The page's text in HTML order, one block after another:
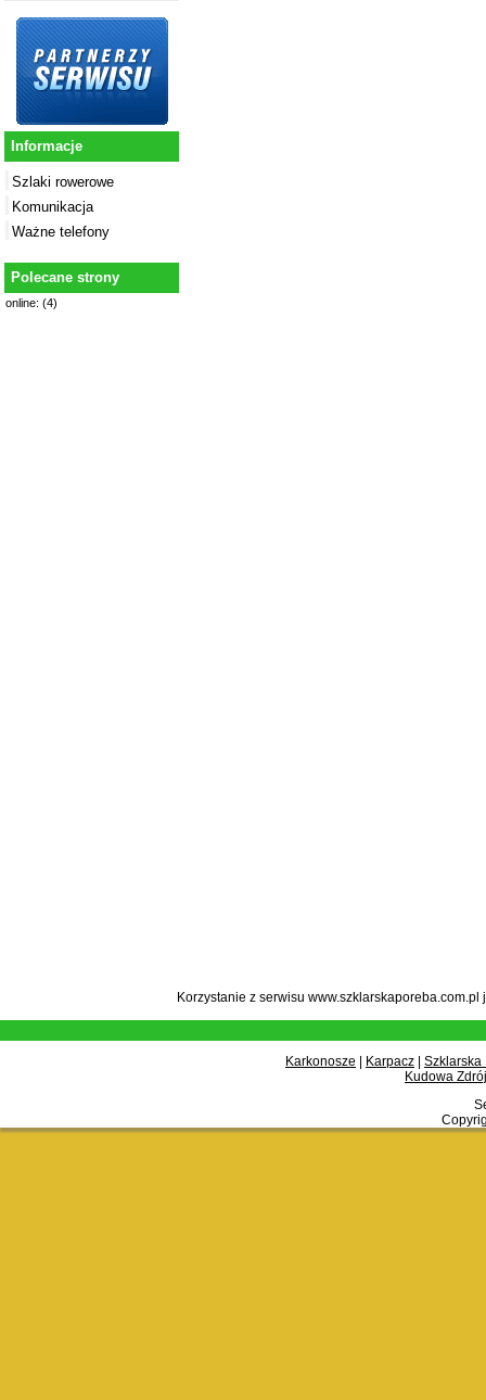
Informacje
Szlaki rowerowe
Komunikacja
Ważne telefony
Polecane strony
online: (4)
Korzystanie z serwisu
Karkonosze Karpacz
Szklarska
Kudowa